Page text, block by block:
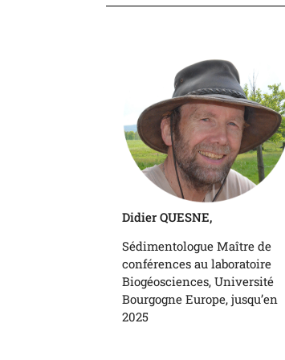
Didier QUESNE,
Sédimentologue Maître de
conférences au laboratoire
Biogéosciences, Université
Bourgogne Europe, jusqu’en
2025